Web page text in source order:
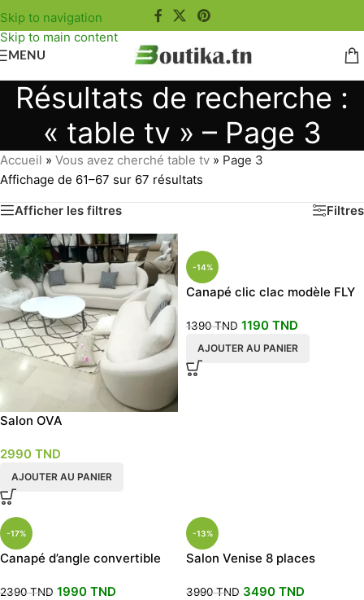
Skip to navigation
Skip to main content
MENU
Résultats de recherche :
« table tv » – Page 3
Accueil » Vous avez cherché table tv » Page 3
Affichage de 61–67 sur 67 résultats
Afficher les filtres
Filtres
Salon OVA
2990 TND
AJOUTER AU PANIER
-14%
Canapé clic clac modèle FLY
1390TND 1190 TND
AJOUTER AU PANIER
-17%
Canapé d’angle convertible
2390TND 1990 TND
-13%
Salon Venise 8 places
3990TND 3490 TND